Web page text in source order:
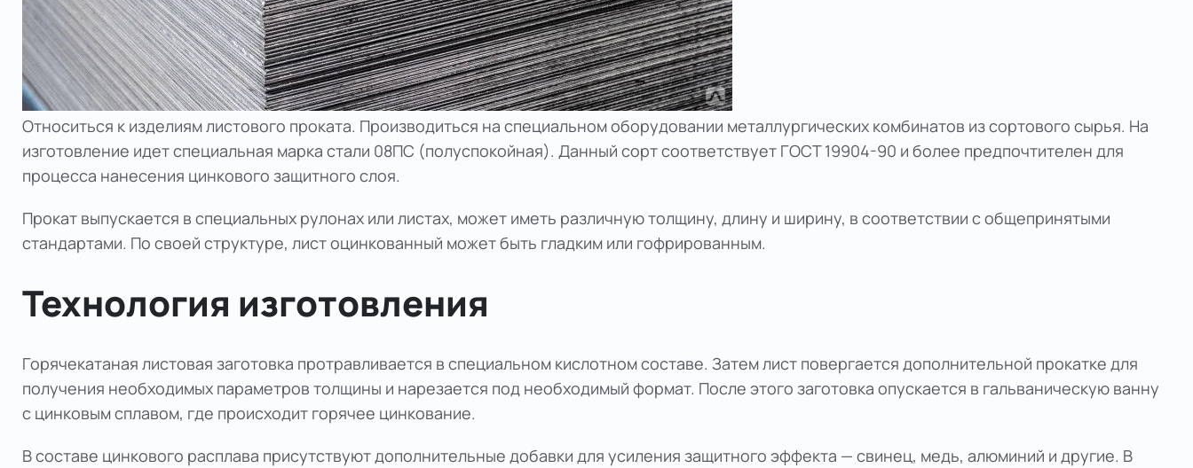
Относиться к изделиям листового проката. Производиться на специальном оборудовании металлургических комбинатов из сортового сырья. На
изготовление идет специальная марка стали 08ПС (полуспокойная). Данный сорт соответствует ГОСТ 19904-90 и более предпочтителен для
процесса нанесения цинкового защитного слоя.
Прокат выпускается в специальных рулонах или листах, может иметь различную толщину, длину и ширину, в соответствии с общепринятыми
стандартами. По своей структуре, лист оцинкованный может быть гладким или гофрированным.
Технология изготовления
Горячекатаная листовая заготовка протравливается в специальном кислотном составе. Затем лист повергается дополнительной прокатке для
получения необходимых параметров толщины и нарезается под необходимый формат. После этого заготовка опускается в гальваническую ванну
с цинковым сплавом, где происходит горячее цинкование.
В составе цинкового расплава присутствуют дополнительные добавки для усиления защитного эффекта — свинец, медь, алюминий и другие. В